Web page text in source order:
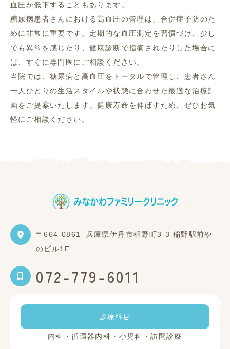
血圧が低下することもあります。
糖尿病患者さんにおける高血圧の管理は、合併症予防のた
めに非常に重要です。定期的な血圧測定を習慣づけ、少し
でも異常を感じたり、健康診断で指摘されたりした場合に
は、すぐに専門医にご相談ください。
当院では、糖尿病と高血圧をトータルで管理し、患者さん
一人ひとりの生活スタイルや状態に合わせた最適な治療計
画をご提案いたします。健康寿命を伸ばすため、ぜひお気
軽にご相談ください。
〒664-0861
兵庫県伊丹市稲野町3-3 稲野駅前や
のビル1F
072-779-6011
診療科目
内科・循環器内科・小児科・訪問診療